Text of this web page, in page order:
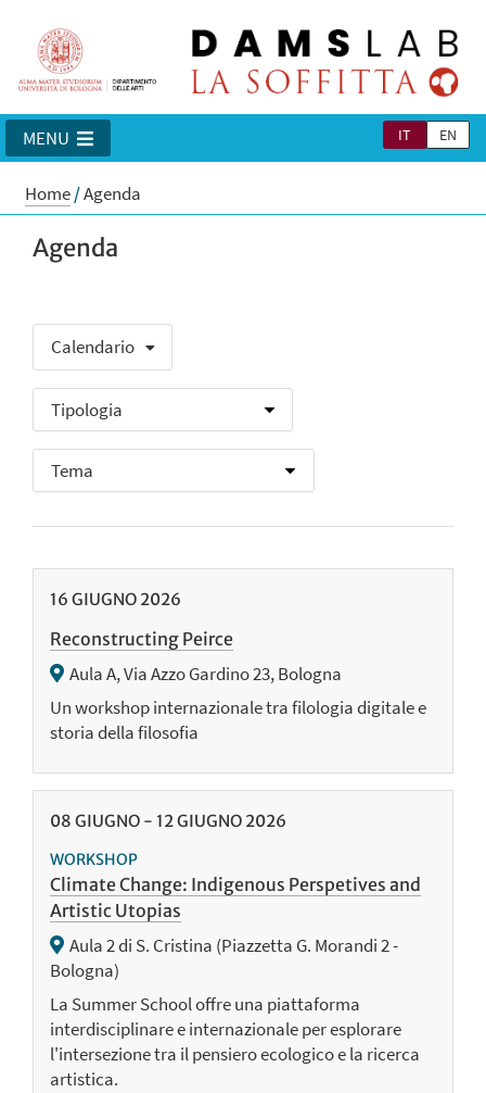
IT EN
MENU
Home/Agenda
Agenda
Calendario
16 GIUGNO 2026
Reconstructing Peirce
Aula A, Via Azzo Gardino 23, Bologna
Un workshop internazionale tra filologia digitale e
storia della filosofia
08 GIUGNO - 12GIUGNO 2026
WORKSHOP
Climate Change: Indigenous Perspetives and
Artistic Utopias
Aula 2 di S. Cristina (Piazzetta G. Morandi 2 -
Bologna)
La Summer School offre una piattaforma
interdisciplinare e internazionale per esplorare
l'intersezione tra il pensiero ecologico e la ricerca
artistica.